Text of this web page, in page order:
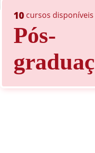
10 cursos disponíveis
Pós-